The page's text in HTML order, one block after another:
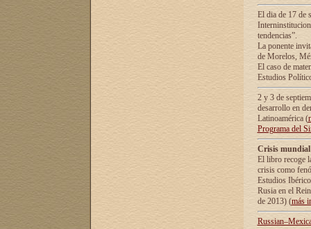
El dia de 17 de
tendencias”.
La ponente
de Morelos,
El caso de
Estudios
2 y 3 de
desarrollo en
Latinoamérica (
Programa del
Crisis
El libro recoge
crisis como
Estudios
Rusia en el
de 2013) (más